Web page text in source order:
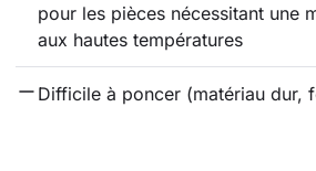
pour les pièces nécessitant une
aux hautes températures
Difficile à poncer (matériau dur,